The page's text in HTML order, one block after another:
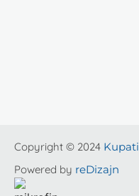
Copyright © 2024
Powered by reDizajn